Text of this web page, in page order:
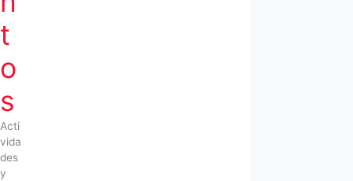
t
o
s
Acti
vida
des
y